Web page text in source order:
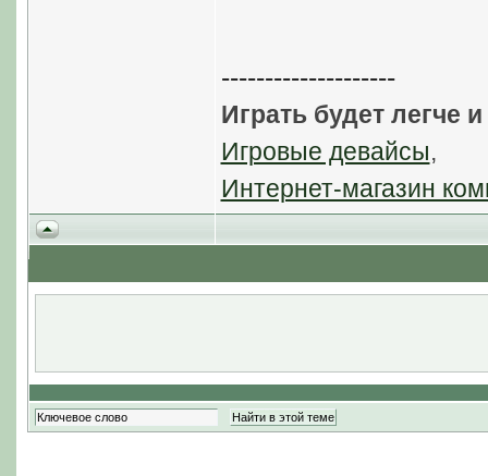
--------------------
Играть будет легче
Игровые девайсы,
Интернет-магазин